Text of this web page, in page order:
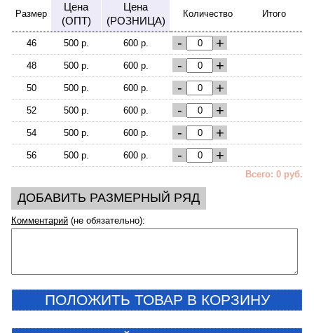
Размер
Цена
(ОПТ)
Цена
(РОЗНИЦА)
Количество Итого
46 500 р. 600 р. - +
48 500 р. 600 р. - +
50 500 р. 600 р. - +
52 500 р. 600 р. - +
54 500 р. 600 р. - +
56 500 р. 600 р. - +
Всего: 0 руб.
ДОБАВИТЬ РАЗМЕРНЫЙ РЯД
Комментарий (не обязательно):
ПОЛОЖИТЬ ТОВАР В КОРЗИНУ